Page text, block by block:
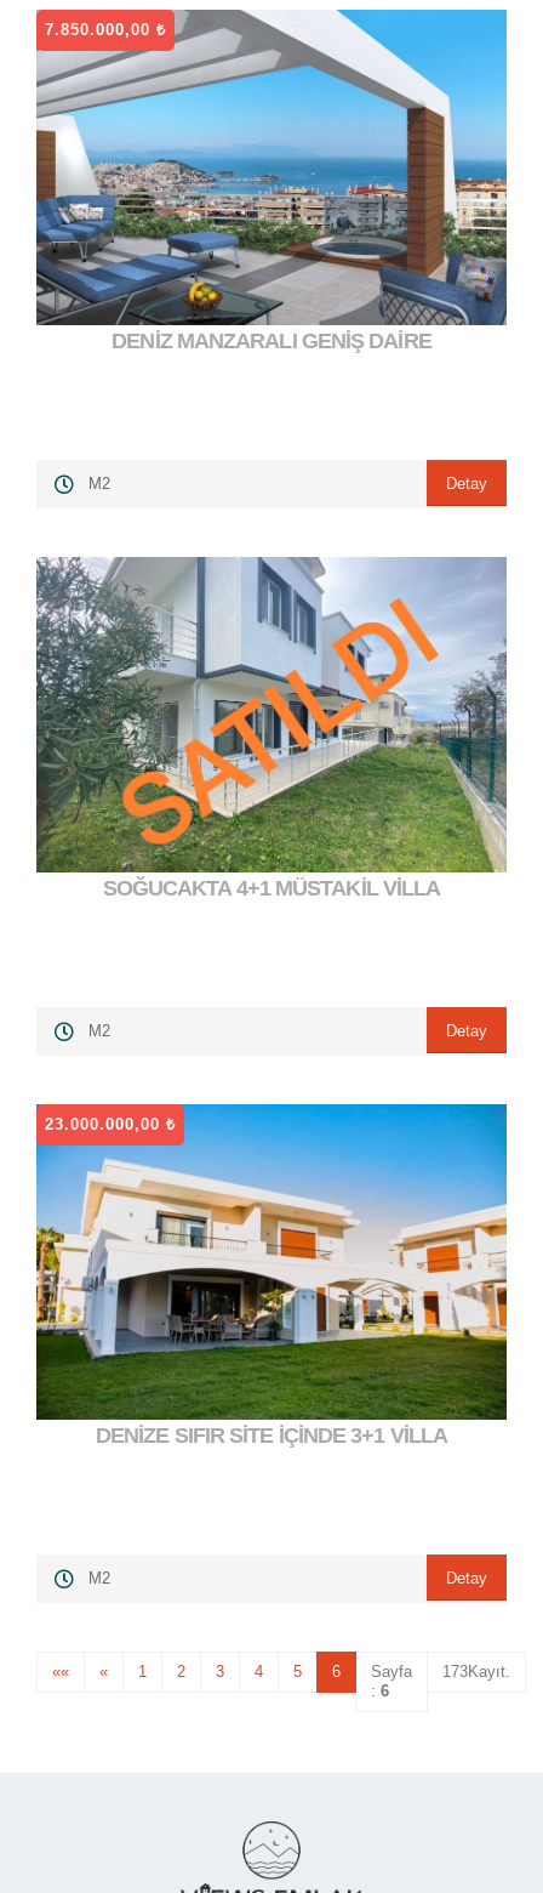
7.850.000,00 ₺
7.850.000,00 ₺">
DENİZ MANZARALI GENİŞ DAİRE
M2 Detay
SOĞUCAKTA 4+1 MÜSTAKİL VİLLA
M2 Detay
23.000.000,00 ₺
23.000.000,00 ₺ ">
DENİZE SIFIR SİTE İÇİNDE 3+1 VİLLA
M2 Detay
«« « 1 2 3 4 5 6
Sayfa
: 6
173Kayıt.